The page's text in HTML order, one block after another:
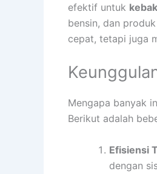
efektif untuk
bensin, dan
cepat, tetapi juga
Mengapa banyak
Berikut adalah
Efisiensi
dengan